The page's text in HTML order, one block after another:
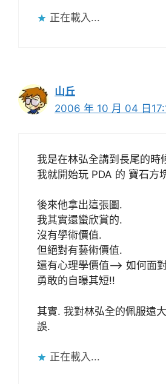
正在載入...
山丘
2006 年 10 月 04 日
我是在林弘全講到長尾的時
我就開始玩 PDA 的 寶石方
後來他拿出這張圖.
我其實還蠻欣賞的.
沒有學術價值.
但絕對有藝術價值.
還有心理學價值–> 如何面
勇敢的自曝其短!!
其實. 我對林弘全的佩服遠
誤.
正在載入...